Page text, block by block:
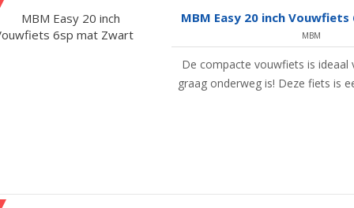
MBM Easy 20 inch
MBM
De compacte vouwfiets is ideaal
graag onderweg is! Deze fiets is